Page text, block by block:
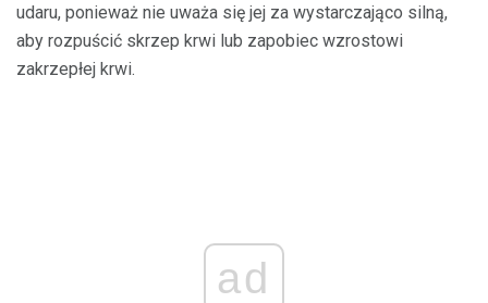
udaru, ponieważ nie uważa się jej za wystarczająco silną,
aby rozpuścić skrzep krwi lub zapobiec wzrostowi
zakrzepłej krwi.
ad